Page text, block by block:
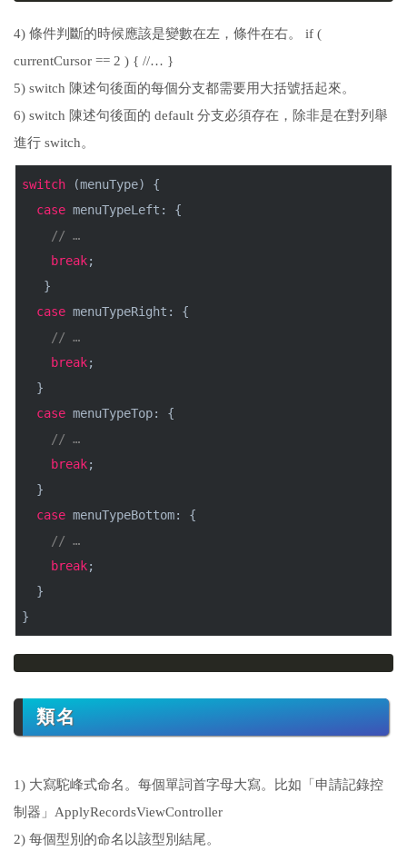
4) 條件判斷的時候應該是變數在左，條件在右。 if (
currentCursor == 2 ) { //… }
5) switch 陳述句後面的每個分支都需要用大括號括起來。
6) switch 陳述句後面的 default 分支必須存在，除非是在對列舉
進行 switch。
switch (menuType) {
case menuTypeLeft: {
// …
break;
}
case menuTypeRight: {
// …
break;
}
case menuTypeTop: {
// …
break;
}
case menuTypeBottom: {
// …
break;
}
}
類名
1) 大寫駝峰式命名。每個單詞首字母大寫。比如「申請記錄控
制器」ApplyRecordsViewController
2) 每個型別的命名以該型別結尾。